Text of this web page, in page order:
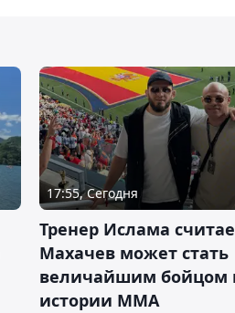
17:55, Сегодня
Тренер Ислама
Махачев может стать
величайшим бойцом
истории ММА